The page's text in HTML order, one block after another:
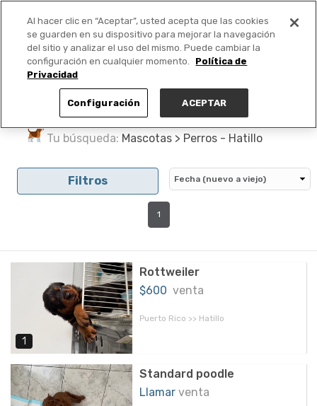
PUBLICA GRATIS +
Tu búsqueda: Mascotas > Perros - Hatillo
Filtros
1
1
Rottweiler
$600 venta
Puerto Rico >> Hatillo
Standard poodle
Llamar venta
Al hacer clic en “Aceptar”, usted acepta que las cookies
se guarden en su dispositivo para mejorar la navegación
del sitio y analizar el uso del mismo. Puede cambiar la
configuración en cualquier momento.
Política de
Privacidad
Configuración ACEPTAR